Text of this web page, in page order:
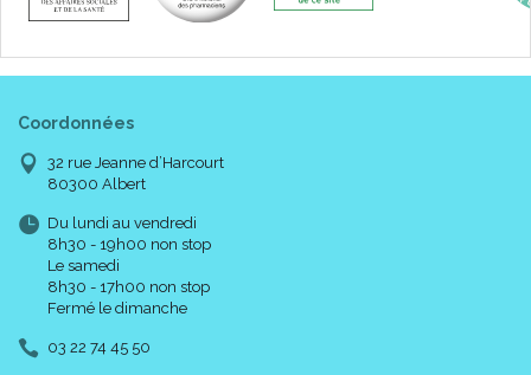
Coordonnées
32 rue Jeanne d’Harcourt
80300 Albert
Du lundi au vendredi
8h30 - 19h00 non stop
Le samedi
8h30 - 17h00 non stop
Fermé le dimanche
03 22 74 45 50